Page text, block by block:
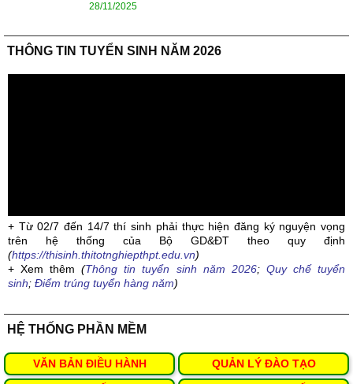
28/11/2025
THÔNG TIN TUYỂN SINH NĂM 2026
+ Từ 02/7 đến 14/7 thí sinh phải thực hiện đăng ký nguyện vọng
trên hệ thống của Bộ GD&ĐT theo quy định
(https://thisinh.thitotnghiepthpt.edu.vn)
+ Xem thêm(Thông tin tuyển sinh năm 2026; Quy chế tuyển
sinh; Điểm trúng tuyển hàng năm)
HỆ THỐNG PHẦN MỀM
VĂN BẢN ĐIỀU HÀNH QUẢN LÝ ĐÀO TẠO